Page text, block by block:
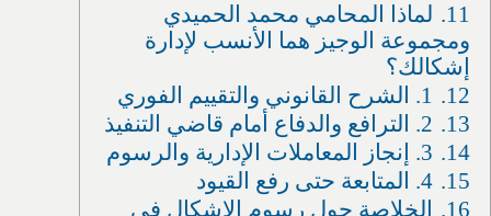
11.
لماذا المحامي محمد الحميدي
ومجموعة الوجيز هما الأنسب لإدارة
إشكالك؟
12.
1. الشرح القانوني والتقييم الفوري
13.
2. الترافع والدفاع أمام قاضي التنفيذ
14.
3. إنجاز المعاملات الإدارية والرسوم
15.
4. المتابعة حتى رفع القيود
16.
الخلاصة حول رسوم الإشكال في